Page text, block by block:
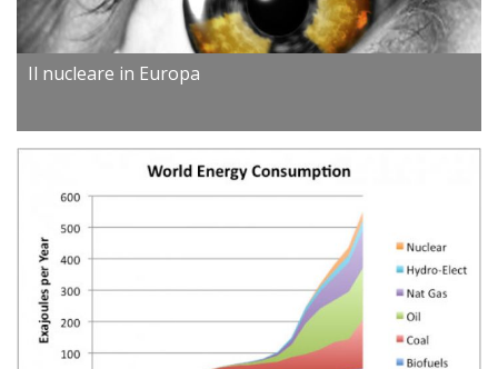
Il nucleare in Europa